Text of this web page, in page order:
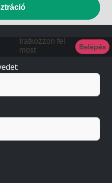
Iratkozzon fel
most
Belépés